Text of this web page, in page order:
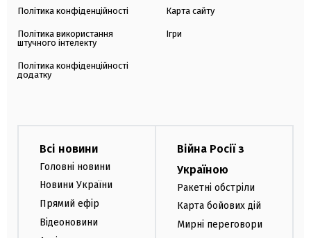
Політика конфіденційності
Політика використання
штучного інтелекту
Політика конфіденційності
додатку
Карта сайту
Ігри
Всі новини
Головні новини
Новини України
Прямий ефір
Відеоновини
Війна Росії з
Україною
Ракетні обстріли
Карта бойових дій
Мирні переговори